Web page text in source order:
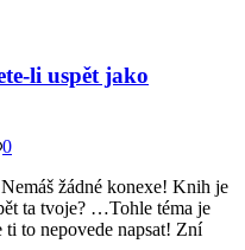
li uspět jako
0
žádné konexe! Knih je
ta tvoje? …Tohle téma je
to nepovede napsat! Zní